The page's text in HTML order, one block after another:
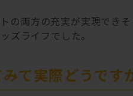
の両方の充実が実現でき
ズライフでした。
て実際どうです